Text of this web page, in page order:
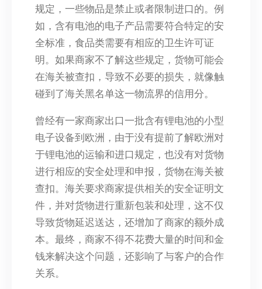
规定，一些物品是禁止或者限制进口的。例
如，含有电池的电子产品需要符合特定的安
全标准，食品类需要有相应的卫生许可证
明。如果商家不了解这些规定，货物可能会
在海关被查扣，导致不必要的损失，就像触
碰到了海关黑名单这一物流界的信用分。
曾经有一家商家出口一批含有锂电池的小型
电子设备到欧洲，由于没有提前了解欧洲对
于锂电池的运输和进口规定，也没有对货物
进行相应的安全处理和申报，货物在海关被
查扣。海关要求商家提供相关的安全证明文
件，并对货物进行重新包装和处理，这不仅
导致货物延迟送达，还增加了商家的额外成
本。最终，商家不得不花费大量的时间和金
钱来解决这个问题，还影响了与客户的合作
关系。